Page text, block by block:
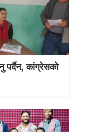
पर्दैन, कांग्रेसको